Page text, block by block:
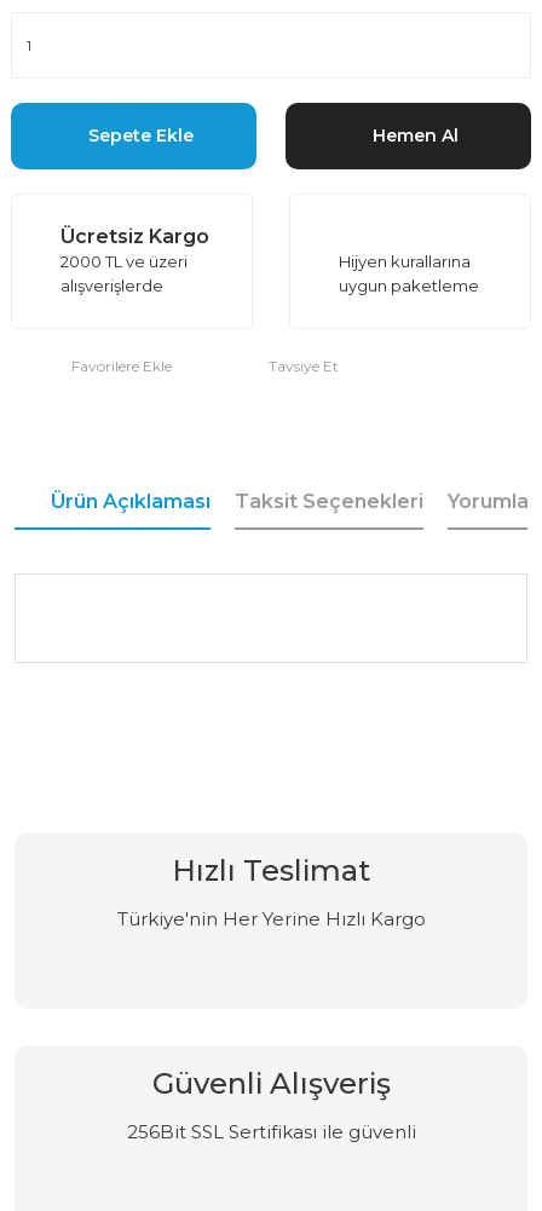
Sepete Ekle Hemen Al
Ücretsiz Kargo
2000 TL ve üzeri
alışverişlerde
Hijyen kurallarına
uygun paketleme
Tavsiye Et
Ürün Açıklaması Taksit Seçenekleri Yorumlar
Hızlı Teslimat
Türkiye'nin Her Yerine Hızlı Kargo
Güvenli Alışveriş
256Bit SSL Sertifikası ile güvenli